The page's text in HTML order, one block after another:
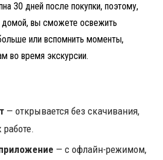
30 дней после покупки, поэтому,
домой, вы сможете освежить
или вспомнить моменты,
во время экскурсии.
— открывается без скачивания,
работе.
— с офлайн-режимом,